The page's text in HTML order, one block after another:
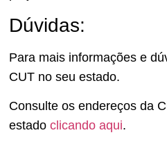
Dúvidas:
Para mais informações e
CUT no seu estado.
Consulte os endereços da
estado clicando aqui.